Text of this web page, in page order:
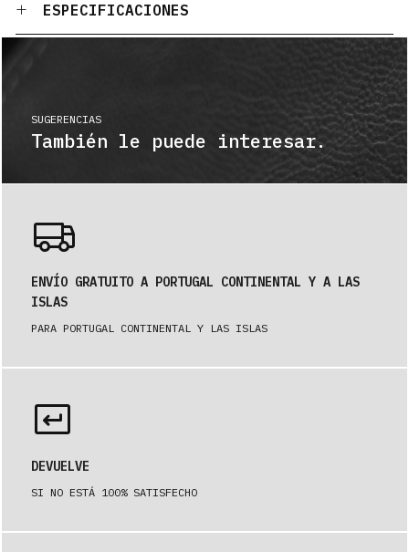
ESPECIFICACIONES
SUGERENCIAS
También le puede interesar.
ENVÍO GRATUITO A PORTUGAL CONTINENTAL Y A LAS
ISLAS
PARA PORTUGAL CONTINENTAL Y LAS ISLAS
DEVUELVE
SI NO ESTÁ 100% SATISFECHO